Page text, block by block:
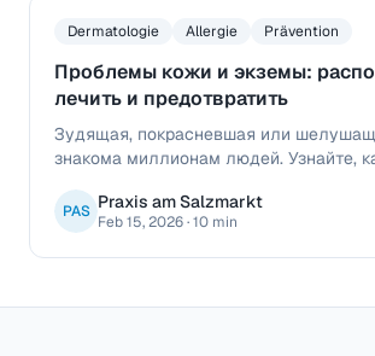
Dermatologie Allergie Prävention
Проблемы кожи и экземы:
лечить и предотвратить
Зудящая, покрасневшая или
знакома миллионам людей. Узнайте,
стоит за экземами и как улучшить
надолго.
PAS Praxis am Salzmarkt
Feb 15, 2026·10 min